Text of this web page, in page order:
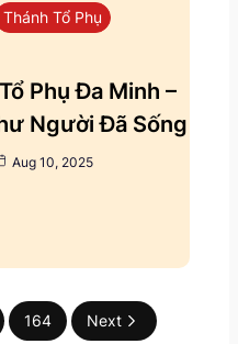
Thánh Tổ Phụ
Phụ Đa Minh –
Người Đã Sống
Aug 10, 2025
164 Next